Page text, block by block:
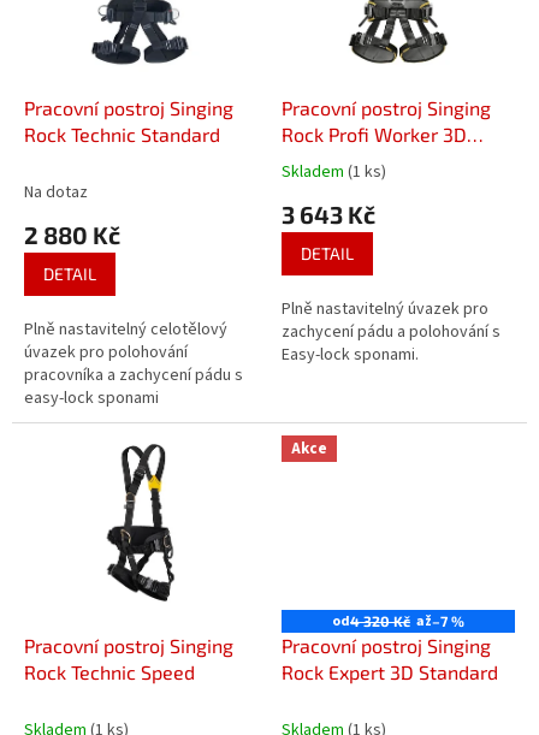
Pracovní postroj Singing
Rock Technic Standard
Na dotaz
2 880 Kč
DETAIL
Plně nastavitelný celotělový
úvazek pro polohování
pracovníka a zachycení pádu s
easy-lock sponami
Pracovní postroj Singing
Rock Profi Worker 3D
Standard
Průměrné
produktu
5
hvězdiček.
Skladem (1 ks)
3 643 Kč
DETAIL
Plně nastavitelný úvazek pro
zachycení pádu a polohování s
Easy-lock sponami.
Pracovní postroj Singing
Rock Technic Speed
Akce
od4 320 Kč až–7 %
Pracovní postroj Singing
Rock Expert 3D Standard